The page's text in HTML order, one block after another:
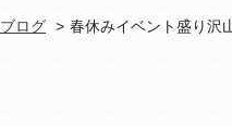
ログ 春休みイベント盛り沢